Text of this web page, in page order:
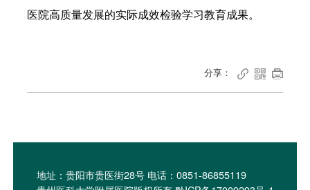
医院高质量发展的实际成效检验学习教育成果。
分享：   
地址：贵阳市贵医街28号 电话：0851-86855119